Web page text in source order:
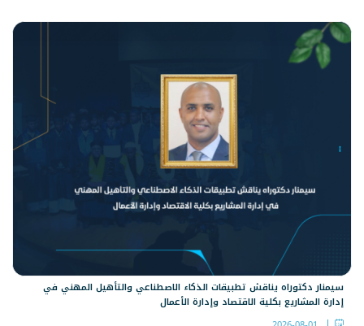
سيمنار دكتوراه يناقش تطبيقات الذكاء الاصطناعي والتأهيل المهني في
إدارة المشاريع بكلية الاقتصاد وإدارة الأعمال